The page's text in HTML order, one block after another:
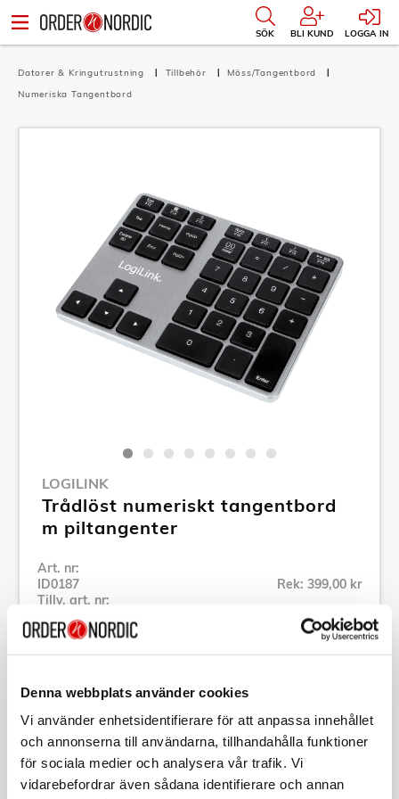
Denna webbplats använder cookies
Vi använder enhetsidentifierare för att anpassa innehållet
och annonserna till användarna, tillhandahålla funktioner
för sociala medier och analysera vår trafik. Vi
vidarebefordrar även sådana identifierare och annan
SÖK BLI KUND LOGGA IN
Datorer & Kringutrustning Tillbehör
Möss/Tangentbord
Numeriska Tangentbord
LOGILINK
Trådlöst numeriskt tangentbord
m piltangenter
Art. nr:
ID0187
Tillv. art. nr:
ID0187
Rek: 399,00 kr
Se alla produkter inom LogiLink
Specifikation
Beskrivning